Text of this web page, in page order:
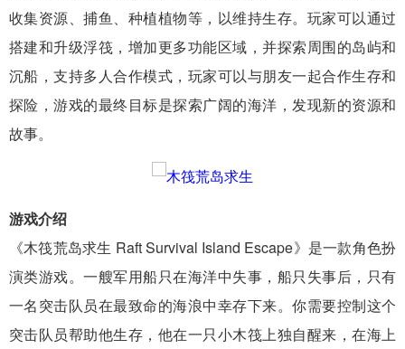
收集资源、捕鱼、种植植物等，以维持生存。玩家可以通过
搭建和升级浮筏，增加更多功能区域，并探索周围的岛屿和
沉船，支持多人合作模式，玩家可以与朋友一起合作生存和
探险，游戏的最终目标是探索广阔的海洋，发现新的资源和
故事。
游戏介绍
《木筏荒岛求生 Raft Survival Island Escape》是一款角色扮
演类游戏。一艘军用船只在海洋中失事，船只失事后，只有
一名突击队员在最致命的海浪中幸存下来。你需要控制这个
突击队员帮助他生存，他在一只小木筏上独自醒来，在海上